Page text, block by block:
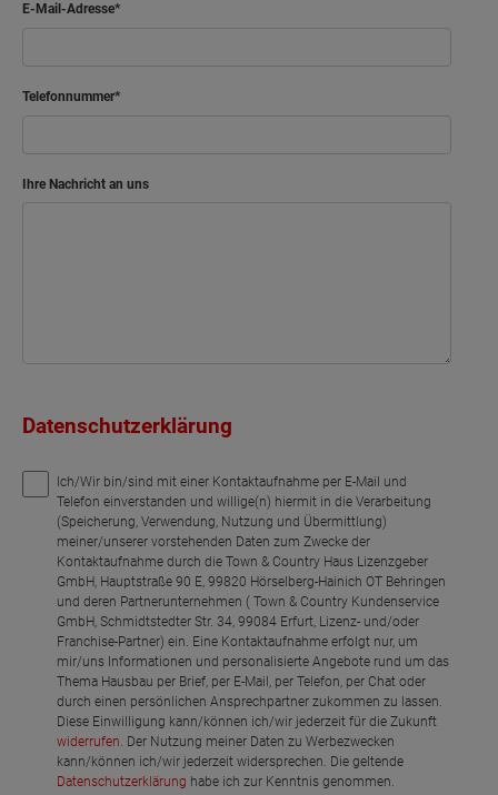
E-Mail-Adresse
Telefonnummer
Ihre Nachricht an uns
Datenschutzerklärung
Ich/Wir bin/sind mit einer Kontaktaufnahme per E-Mail und
Telefon einverstanden und willige(n) hiermit in die Verarbeitung
(Speicherung, Verwendung, Nutzung und Übermittlung)
meiner/unserer vorstehenden Daten zum Zwecke der
Kontaktaufnahme durch die Town & Country Haus Lizenzgeber
GmbH, Hauptstraße 90 E, 99820 Hörselberg-Hainich OT Behringen
und deren Partnerunternehmen ( Town & Country Kundenservice
GmbH, Schmidtstedter Str. 34, 99084 Erfurt, Lizenz- und/oder
Franchise-Partner) ein. Eine Kontaktaufnahme erfolgt nur, um
mir/uns Informationen und personalisierte Angebote rund um das
Thema Hausbau per Brief, per E-Mail, per Telefon, per Chat oder
durch einen persönlichen Ansprechpartner zukommen zu lassen.
Diese Einwilligung kann/können ich/wir jederzeit für die Zukunft
widerrufen . Der Nutzung meiner Daten zu Werbezwecken
kann/können ich/wir jederzeit widersprechen. Die geltende
Datenschutzerklärung habe ich zur Kenntnis genommen.